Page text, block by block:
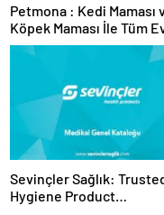
Petmona : Kedi Maması
Köpek Maması İle Tüm
Hayvan Ürünleri
Sevinçler Sağlık:
Hygiene Product